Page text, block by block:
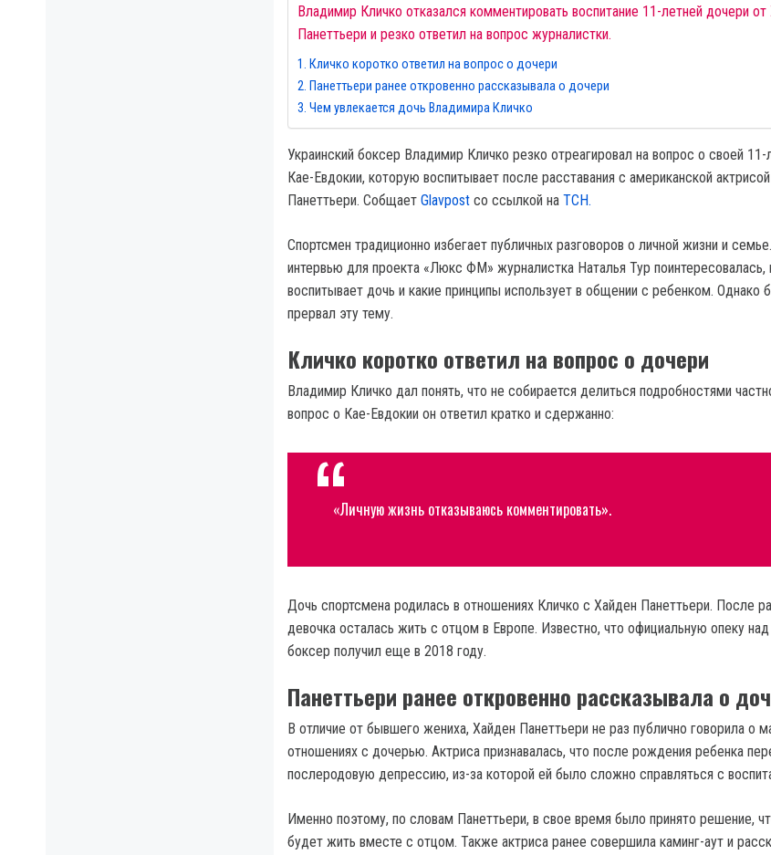
Владимир Кличко отказался комментировать воспитание 11-летней дочери
Панеттьери и резко ответил на вопрос журналистки.
Кличко коротко ответил на вопрос о дочери
Панеттьери ранее откровенно рассказывала о дочери
Чем увлекается дочь Владимира Кличко
Украинский боксер Владимир Кличко резко отреагировал на вопрос о своей 11-
Кае-Евдокии, которую воспитывает после расставания с американской
Панеттьери. Собщает Glavpost со ссылкой на ТСН.
Спортсмен традиционно избегает публичных разговоров о личной жизни и
интервью для проекта «Люкс ФМ» журналистка Наталья Тур поинтересовалась,
воспитывает дочь и какие принципы использует в общении с ребенком. Однако
прервал эту тему.
Кличко коротко ответил на вопрос о дочери
Владимир Кличко дал понять, что не собирается делиться подробностями
вопрос о Кае-Евдокии он ответил кратко и сдержанно:
«Личную жизнь отказываюсь комментировать».
Дочь спортсмена родилась в отношениях Кличко с Хайден Панеттьери. После
девочка осталась жить с отцом в Европе. Известно, что официальную опеку
боксер получил еще в 2018 году.
Панеттьери ранее откровенно рассказывала о
В отличие от бывшего жениха, Хайден Панеттьери не раз публично говорила о
отношениях с дочерью. Актриса признавалась, что после рождения ребенка
послеродовую депрессию, из-за которой ей было сложно справляться с
Именно поэтому, по словам Панеттьери, в свое время было принято решение,
будет жить вместе с отцом. Также актриса ранее совершила каминг-аут и